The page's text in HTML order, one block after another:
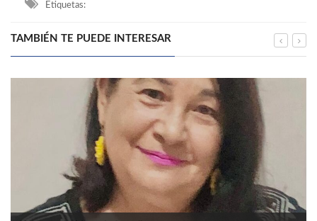
Etiquetas:
TAMBIÉN TE PUEDE INTERESAR